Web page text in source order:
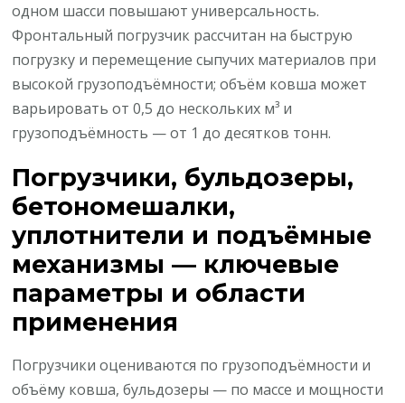
одном шасси повышают универсальность.
Фронтальный погрузчик рассчитан на быструю
погрузку и перемещение сыпучих материалов при
высокой грузоподъёмности; объём ковша может
варьировать от 0,5 до нескольких м³ и
грузоподъёмность — от 1 до десятков тонн.
Погрузчики, бульдозеры,
бетономешалки,
уплотнители и подъёмные
механизмы — ключевые
параметры и области
применения
Погрузчики оцениваются по грузоподъёмности и
объёму ковша, бульдозеры — по массе и мощности